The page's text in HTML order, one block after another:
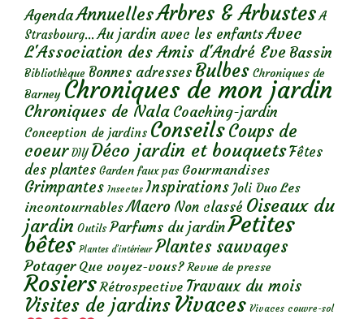
AgendaAnnuellesArbres & Arbustes A
Strasbourg... Au jardin avec les enfantsAvec
L'Association des Amis d'André Eve Bassin
Bibliothèque Bonnes adresses Bulbes Chroniques de
Barney Chroniques de mon jardin
Chroniques de Nala Coaching-jardin
Conception de jardins ConseilsCoups de
coeur DIY Déco jardin et bouquetsFêtes
des plantes Garden faux pas Gourmandises
Grimpantes Insectes Inspirations Joli Duo Les
incontournables Macro Non classé Oiseaux du
jardin Outils Parfums du jardinPetites
bêtes Plantes d’intérieur Plantes sauvages
Potager Que voyez-vous? Revue de presse
Rosiers Rétrospective Travaux du mois
Visites de jardins Vivaces Vivaces couvre-sol